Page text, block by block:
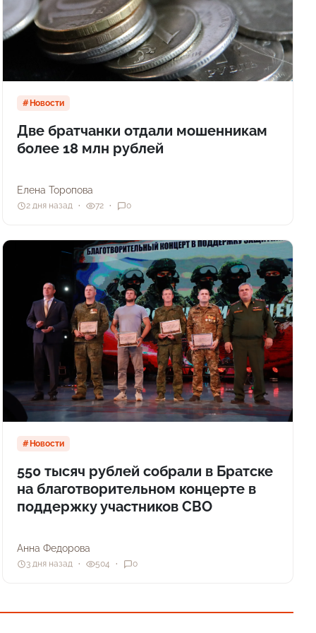
Новости
Две братчанки отдали мошенникам
более 18 млн рублей
Елена Торопова
2 дня назад 72 0
Новости
550 тысяч рублей собрали в Братске
на благотворительном концерте в
поддержку участников СВО
Анна Федорова
3 дня назад 504 0